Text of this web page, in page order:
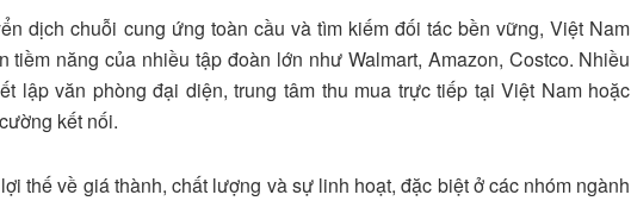
dịch chuỗi cung ứng toàn cầu và tìm kiếm đối tác bền vững, Việt Nam
tiềm năng của nhiều tập đoàn lớn như Walmart, Amazon, Costco. Nhiều
lập văn phòng đại diện, trung tâm thu mua trực tiếp tại Việt Nam hoặc
kết nối.
thế về giá thành, chất lượng và sự linh hoạt, đặc biệt ở các nhóm ngành